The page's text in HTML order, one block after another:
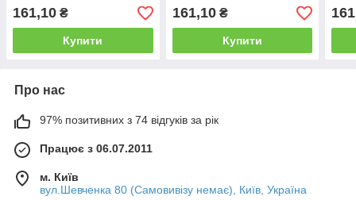
161,10 ₴
Купити
161,10₴
Купити
Про нас
97% позитивних з 74 відгуків за рік
Працює з 06.07.2011
м. Київ
вул.Шевченка 80 (Самовивізу немає), Київ, Україна